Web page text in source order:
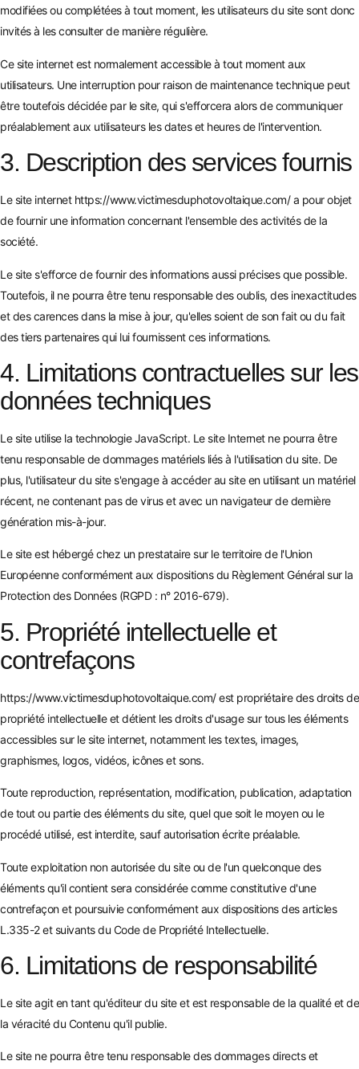
modifiées ou complétées à tout moment, les utilisateurs du site sont donc
invités à les consulter de manière régulière.
Ce site internet est normalement accessible à tout moment aux
utilisateurs. Une interruption pour raison de maintenance technique peut
être toutefois décidée par le site, qui s'efforcera alors de communiquer
préalablement aux utilisateurs les dates et heures de l'intervention.
3. Description des services fournis
Le site internet https://www.victimesduphotovoltaique.com/a pour objet
de fournir une information concernant l'ensemble des activités de la
société.
Le site s'efforce de fournir des informations aussi précises que possible.
Toutefois, il ne pourra être tenu responsable des oublis, des inexactitudes
et des carences dans la mise à jour, qu'elles soient de son fait ou du fait
des tiers partenaires qui lui fournissent ces informations.
4. Limitations contractuelles sur les
données techniques
Le site utilise la technologie JavaScript. Le site Internet ne pourra être
tenu responsable de dommages matériels liés à l'utilisation du site. De
plus, l'utilisateur du site s'engage à accéder au site en utilisant un matériel
récent, ne contenant pas de virus et avec un navigateur de dernière
génération mis-à-jour.
Le site est hébergé chez un prestataire sur le territoire de l'Union
Européenne conformément aux dispositions du Règlement Général sur la
Protection des Données (RGPD : n° 2016-679).
5. Propriété intellectuelle et
contrefaçons
https://www.victimesduphotovoltaique.com/est propriétaire des droits de
propriété intellectuelle et détient les droits d'usage sur tous les éléments
accessibles sur le site internet, notamment les textes, images,
graphismes, logos, vidéos, icônes et sons.
Toute reproduction, représentation, modification, publication, adaptation
de tout ou partie des éléments du site, quel que soit le moyen ou le
procédé utilisé, est interdite, sauf autorisation écrite préalable.
Toute exploitation non autorisée du site ou de l'un quelconque des
éléments qu'il contient sera considérée comme constitutive d'une
contrefaçon et poursuivie conformément aux dispositions des articles
L.335-2 et suivants du Code de Propriété Intellectuelle.
6. Limitations de responsabilité
Le site agit en tant qu'éditeur du site et est responsable de la qualité et de
la véracité du Contenu qu'il publie.
Le site ne pourra être tenu responsable des dommages directs et